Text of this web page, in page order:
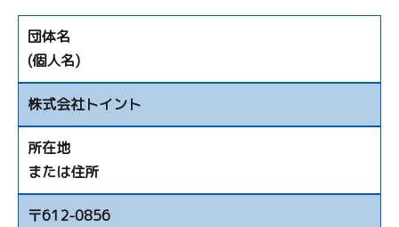
団体名
(個人名)
株式会社トイント
所在地
または住所
〒612-0856